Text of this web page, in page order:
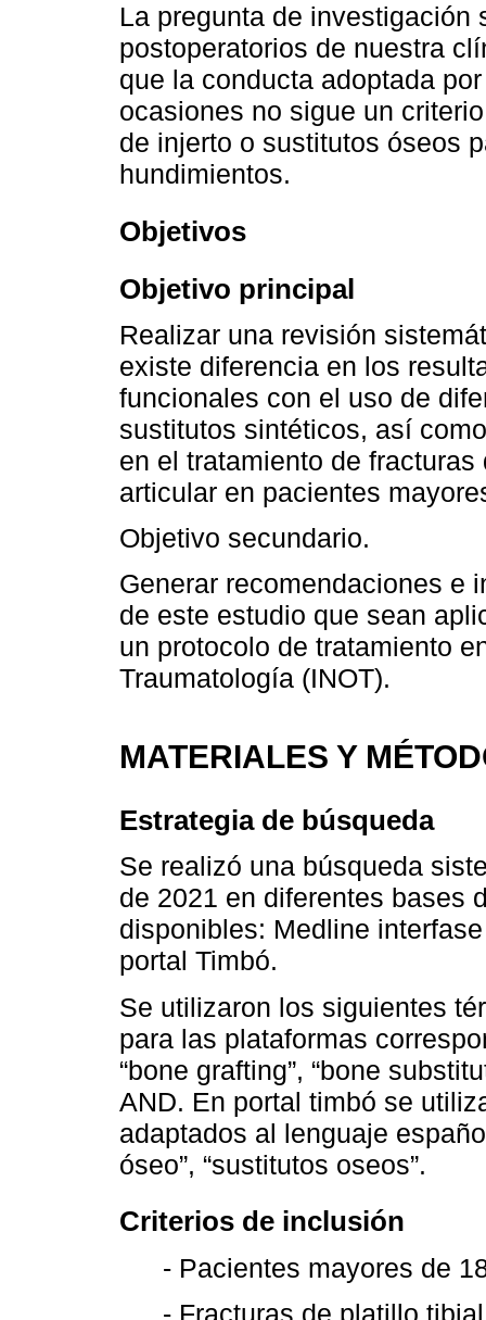
La pregunta de investigación
postoperatorios de nuestra
que la conducta adoptada
ocasiones no sigue un
de injerto o sustitutos óseos
hundimientos.
Objetivos
Objetivo principal
Realizar una revisión
existe diferencia en los
funcionales con el uso de
sustitutos sintéticos, así
en el tratamiento de
articular en pacientes
Objetivo secundario.
Generar recomendaciones e
de este estudio que sean
un protocolo de tratamiento
Traumatología (INOT).
MATERIALES Y
Estrategia de búsqueda
Se realizó una búsqueda
de 2021 en diferentes bases
disponibles: Medline
portal Timbó.
Se utilizaron los siguientes
para las plataformas
“bone grafting”, “bone
AND. En portal timbó se
adaptados al lenguaje
óseo”, “sustitutos oseos”.
Criterios de inclusión
- Pacientes mayores de
- Fracturas de platillo